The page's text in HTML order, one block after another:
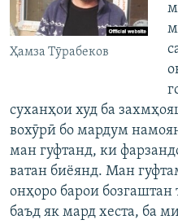
Ҳамза Тӯрабеков
суханҳои худ ба
вохӯрӣ бо мардум
ман гуфтанд, ки
ватан биёянд. Ман
онҳоро барои
баъд як мард хеста, ба